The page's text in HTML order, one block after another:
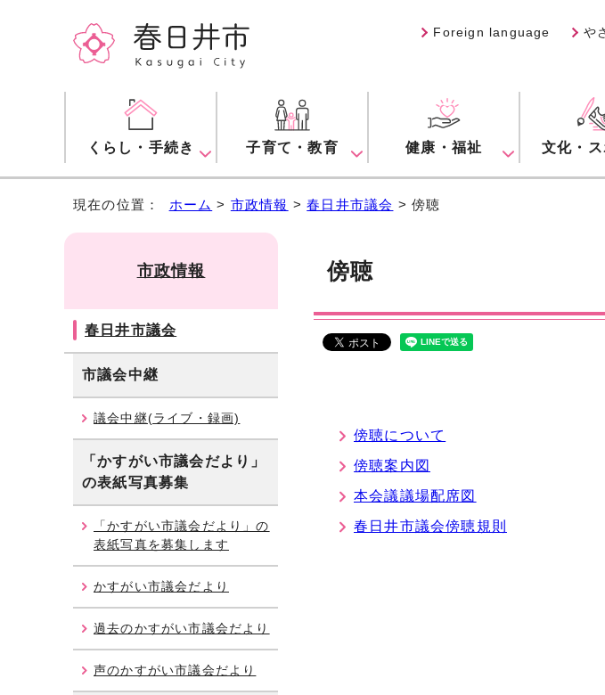
Foreign language や
くらし・手続き 子育て・教育 健康・福祉 文化・
現在の位置： ホーム > 市政情報 >春日井市議会 > 傍聴
傍聴
傍聴について
傍聴案内図
本会議議場配席図
春日井市議会傍聴規則
市政情報
春日井市議会
市議会中継
議会中継(ライブ・録画)
「かすがい市議会だより」
の表紙写真募集
「かすがい市議会だより」の
表紙写真を募集します
かすがい市議会だより
過去のかすがい市議会だより
声のかすがい市議会だより